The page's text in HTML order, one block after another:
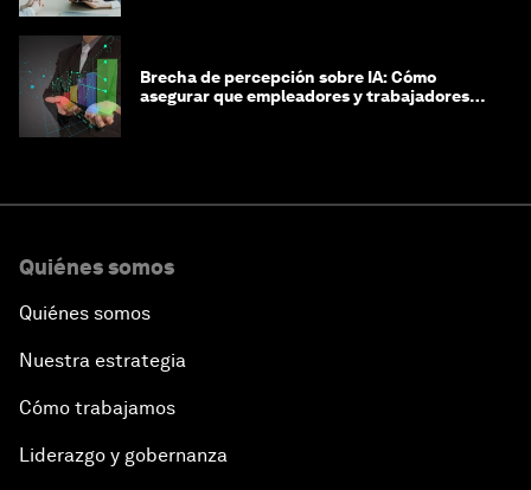
Brecha de percepción sobre IA: Cómo
asegurar que empleadores y trabajadores
Quiénes somos
Quiénes somos
Nuestra estrategia
Cómo trabajamos
Liderazgo y gobernanza